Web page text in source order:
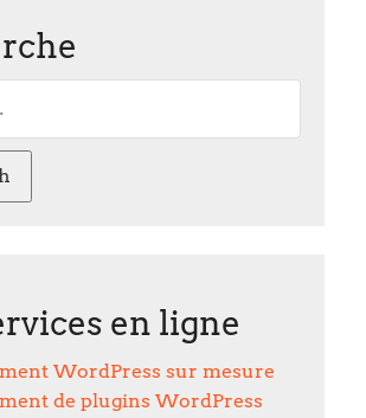
en ligne
WordPress sur mesure
de plugins WordPress